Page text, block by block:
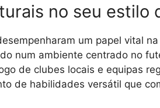
no seu estilo
um papel vital
num ambiente centrado no
de clubes locais e equipas
de habilidades versátil que